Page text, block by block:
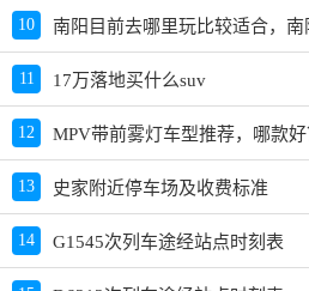
10
11 17万落地买什么suv
12
13 史家附近停车场及收费标准
14 G1545次列车途经站点时刻表